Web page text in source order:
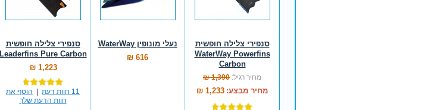
סנפירי צלילה חופשית
WaterWay Powerfins
Carbon
מחיר רגיל: 1,390 ₪
מחיר מבצע: 1,233 ₪
נעלי מונופין WaterWay
616 ₪
סנפירי צלילה חופשית
Leaderfins Pure Carbon
1,223 ₪
11 חוות דעת
הוסף את
חוות הדעת שלך